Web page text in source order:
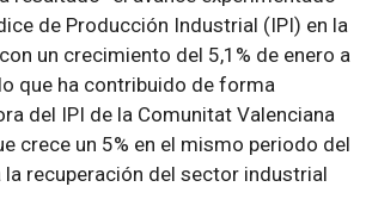
de Producción Industrial (IPI) en la
un crecimiento del 5,1% de enero a
que ha contribuido de forma
del IPI de la Comunitat Valenciana
crece un 5% en el mismo periodo del
la recuperación del sector industrial